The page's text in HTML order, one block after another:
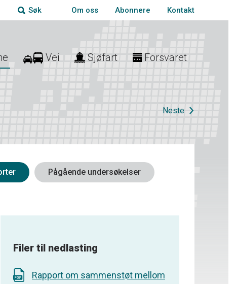
Søk Om oss Abonnere Kontakt
Vei Sjøfart Forsvaret
Neste
Pågående undersøkelser
Filer til nedlasting
Rapport om sammenstøt mellom